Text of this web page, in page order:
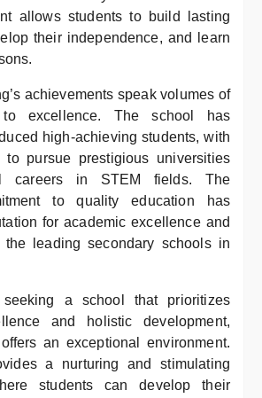
allows students to build lasting
their independence, and learn
achievements speak volumes of
excellence. The school has
high-achieving students, with
pursue prestigious universities
careers in STEM fields. The
to quality education has
for academic excellence and
leading secondary schools in
a school that prioritizes
and holistic development,
an exceptional environment.
a nurturing and stimulating
students can develop their